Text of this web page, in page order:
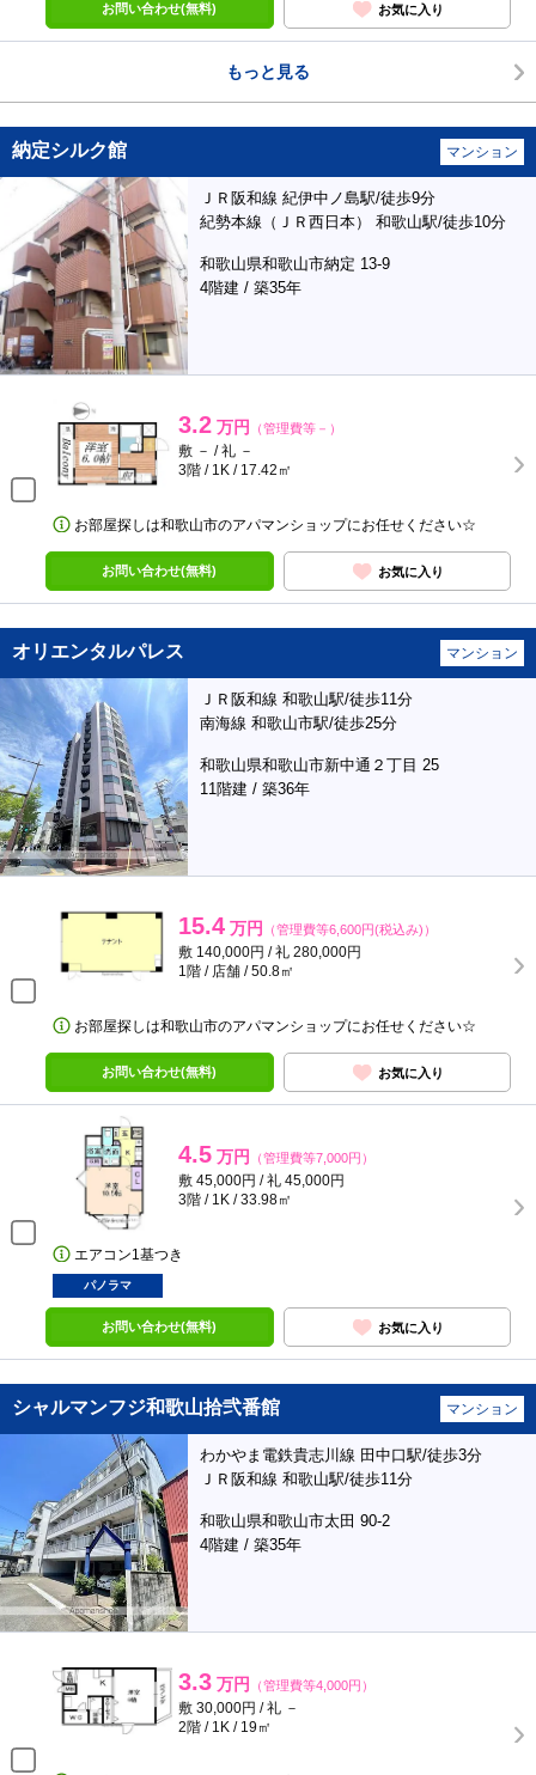
お問い合わせ(無料) お気に入り
もっと見る
納定シルク館 マンション
ＪＲ阪和線 紀伊中ノ島駅/徒歩9分
紀勢本線（ＪＲ西日本） 和歌山駅/徒歩10分
和歌山県和歌山市納定 13-9
4階建 / 築35年
3.2 万円 （管理費等－）
敷 － / 礼 －
3階 / 1K / 17.42㎡
お部屋探しは和歌山市のアパマンショップにお任せください☆
お問い合わせ(無料) お気に入り
オリエンタルパレス マンション
ＪＲ阪和線 和歌山駅/徒歩11分
南海線 和歌山市駅/徒歩25分
和歌山県和歌山市新中通２丁目 25
11階建 / 築36年
15.4 万円 （管理費等6,600円(税込み)）
敷 140,000円 / 礼 280,000円
1階 / 店舗 / 50.8㎡
お部屋探しは和歌山市のアパマンショップにお任せください☆
お問い合わせ(無料) お気に入り
4.5 万円 （管理費等7,000円）
敷 45,000円 / 礼 45,000円
3階 / 1K / 33.98㎡
エアコン1基つき
パノラマ
お問い合わせ(無料) お気に入り
シャルマンフジ和歌山拾弐番館 マンション
わかやま電鉄貴志川線 田中口駅/徒歩3分
ＪＲ阪和線 和歌山駅/徒歩11分
和歌山県和歌山市太田 90-2
4階建 / 築35年
3.3 万円 （管理費等4,000円）
敷 30,000円 / 礼 －
2階 / 1K / 19㎡